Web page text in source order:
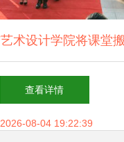
术设计学院将课堂搬
“舞台艺术造型策划”实
践教学创新
查看详情
08-04 19:22:39